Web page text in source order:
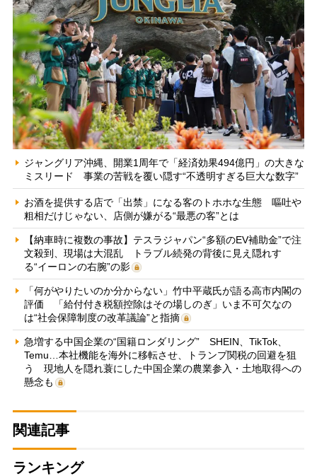
ジャングリア沖縄、開業1周年で「経済効果494億円」の大きな
ミスリード 事業の苦戦を覆い隠す“不透明すぎる巨大な数字”
お酒を提供する店で「出禁」になる客のトホホな生態 嘔吐や
粗相だけじゃない、店側が嫌がる“最悪の客”とは
【納車時に複数の事故】テスラジャパン“多額のEV補助金”で注
文殺到、現場は大混乱 トラブル続発の背後に見え隠れす
る“イーロンの右腕”の影
「何がやりたいのか分からない」竹中平蔵氏が語る高市内閣の
評価 「給付付き税額控除はその場しのぎ」いま不可欠なの
は“社会保障制度の改革議論”と指摘
急増する中国企業の“国籍ロンダリング” SHEIN、TikTok、
Temu…本社機能を海外に移転させ、トランプ関税の回避を狙
う 現地人を隠れ蓑にした中国企業の農業参入・土地取得への
懸念も
関連記事
ランキング